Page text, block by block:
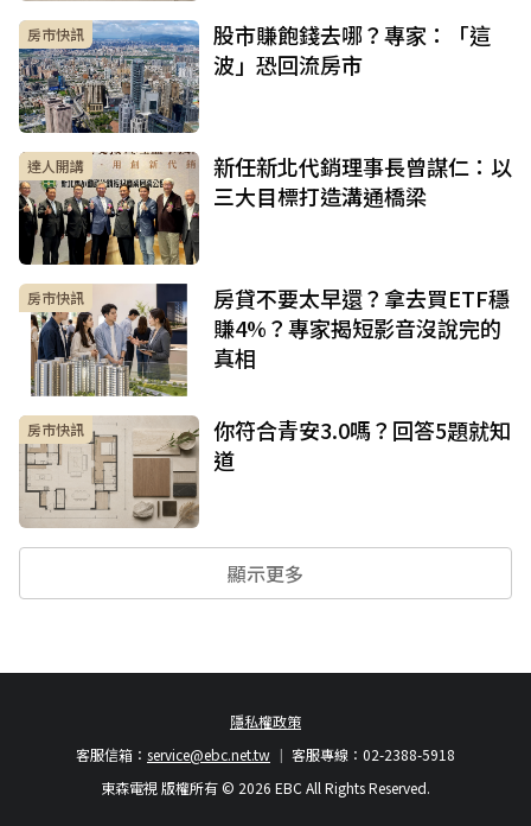
房市快訊
股市賺飽錢去哪？專家：「這
波」恐回流房市
達人開講
新任新北代銷理事長曾謀仁：以
三大目標打造溝通橋梁
房市快訊
房貸不要太早還？拿去買ETF穩
賺4%？專家揭短影音沒說完的
真相
房市快訊
你符合青安3.0嗎？回答5題就知
道
顯示更多
隱私權政策
客服專線：02-2388-5918
客服信箱： service@ebc.net.tw
東森電視 版權所有 © 2026 EBC All Rights Reserved.